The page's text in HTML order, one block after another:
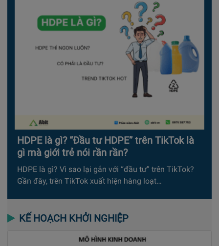
HDPE là gì? “Đầu tư HDPE” trên TikTok là
gì mà giới trẻ nói rần rần?
HDPE là gì? Vì sao lại gắn với “đầu tư” trên TikTok?
Gần đây, trên TikTok xuất hiện hàng loạt…
KẾ HOẠCH KHỞI NGHIỆP